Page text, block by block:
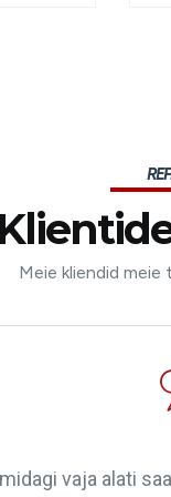
Meie kliendid
vaja alati